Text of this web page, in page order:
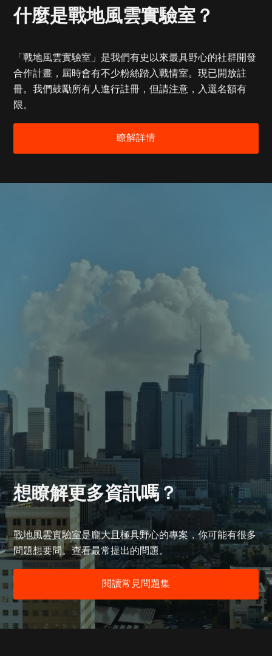
「戰地風雲實驗室」是我們有史以來最具野心的社群開發
合作計畫，屆時會有不少粉絲踏入戰情室。現已開放註
冊。我們鼓勵所有人進行註冊，但請注意，入選名額有
限。
戰地風雲實驗室是龐大且極具野心的專案，你可能有很多
問題想要問。查看最常提出的問題。